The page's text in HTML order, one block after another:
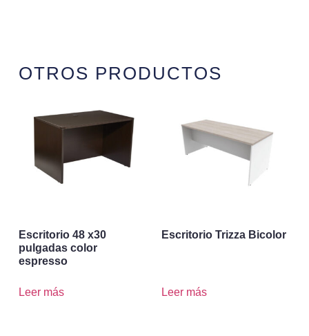
OTROS PRODUCTOS
Escritorio 48 x30
pulgadas color
espresso
Leer más
Escritorio Trizza Bicolor
Leer más